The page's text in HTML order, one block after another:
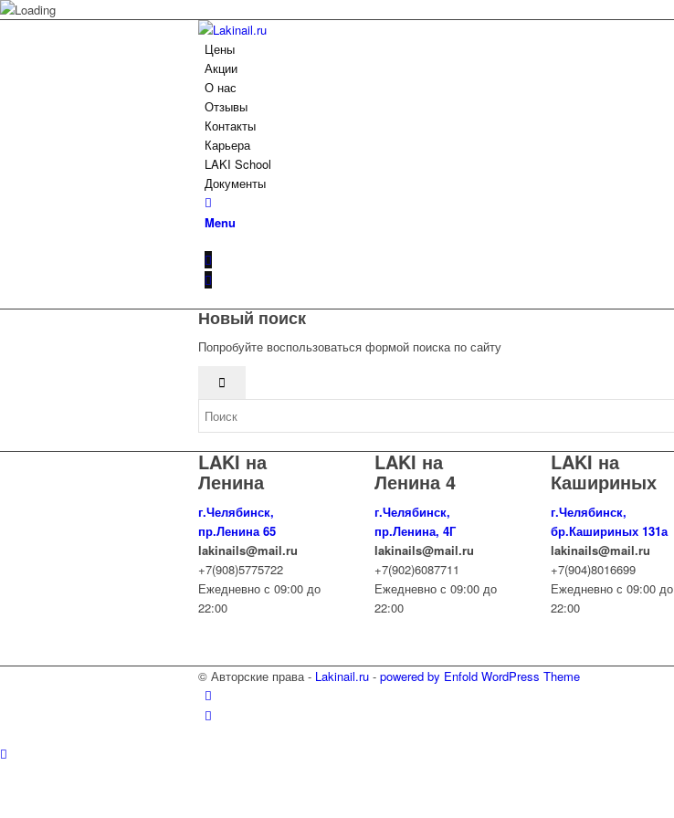
Цены
Акции
О нас
Отзывы
Контакты
Карьера
LAKI School
Документы
Menu
Новый поиск
Попробуйте воспользоваться формой поиска по сайту
LAKI на
Ленина
г.Челябинск,
пр.Ленина 65
lakinails@mail.ru
+7(908)5775722
Ежедневно с 09:00 до
22:00
LAKI на
Ленина 4
г.Челябинск,
пр.Ленина, 4Г
lakinails@mail.ru
+7(902)6087711
Ежедневно с 09:00 до
22:00
LAKI на
Кашириных
г.Челябинск,
бр.Кашириных 131а
lakinails@mail.ru
+7(904)8016699
Ежедневно с 09:00 до
22:00
© Авторские права - Lakinail.ru - powered by Enfold WordPress Theme